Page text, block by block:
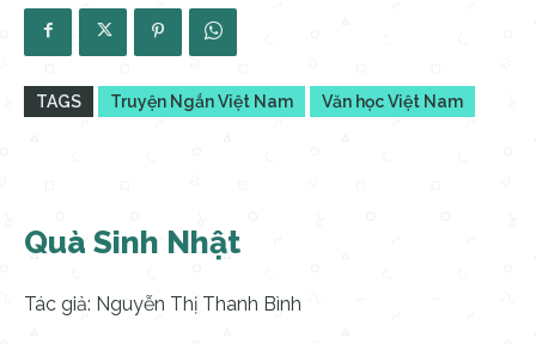
TAGS Truyện Ngắn Việt Nam Văn học Việt Nam
Quà Sinh Nhật
Tác giả: Nguyễn Thị Thanh Bình